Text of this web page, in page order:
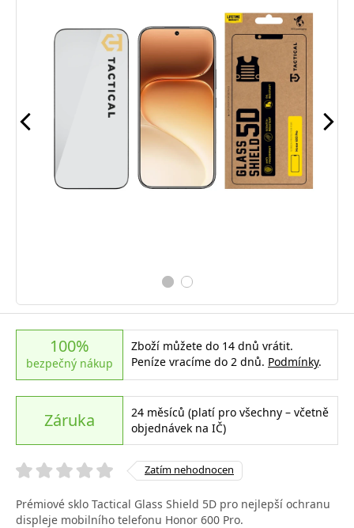
100%
bezpečný nákup
Zboží můžete do 14 dnů vrátit.
Peníze vracíme do 2 dnů. Podmínky.
Záruka
24 měsíců (platí pro všechny – včetně
objednávek na IČ)
Zatím nehodnocen
Prémiové sklo Tactical Glass Shield 5D pro nejlepší ochranu
displeje mobilního telefonu Honor 600 Pro.